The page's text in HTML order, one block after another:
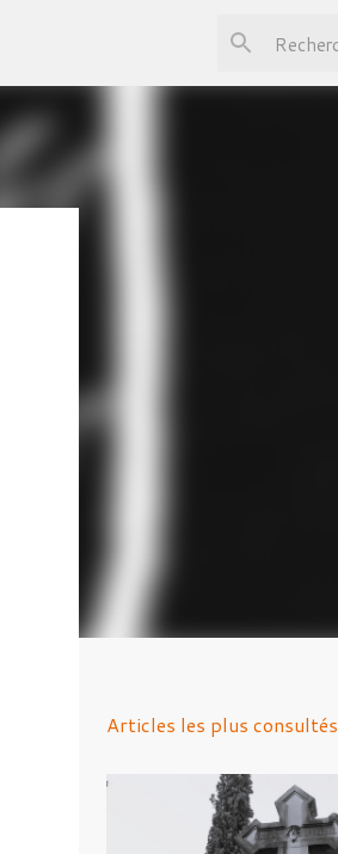
Articles les plus consultés